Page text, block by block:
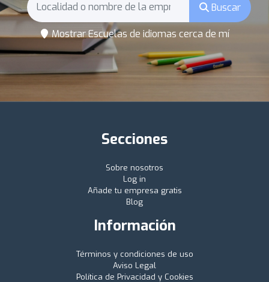
Buscar
Mostrar Escuelas de idiomas cerca de mí
Secciones
Sobre nosotros
Log in
Añade tu empresa gratis
Blog
Información
Términos y condiciones de uso
Aviso Legal
Política de Privacidad y Cookies